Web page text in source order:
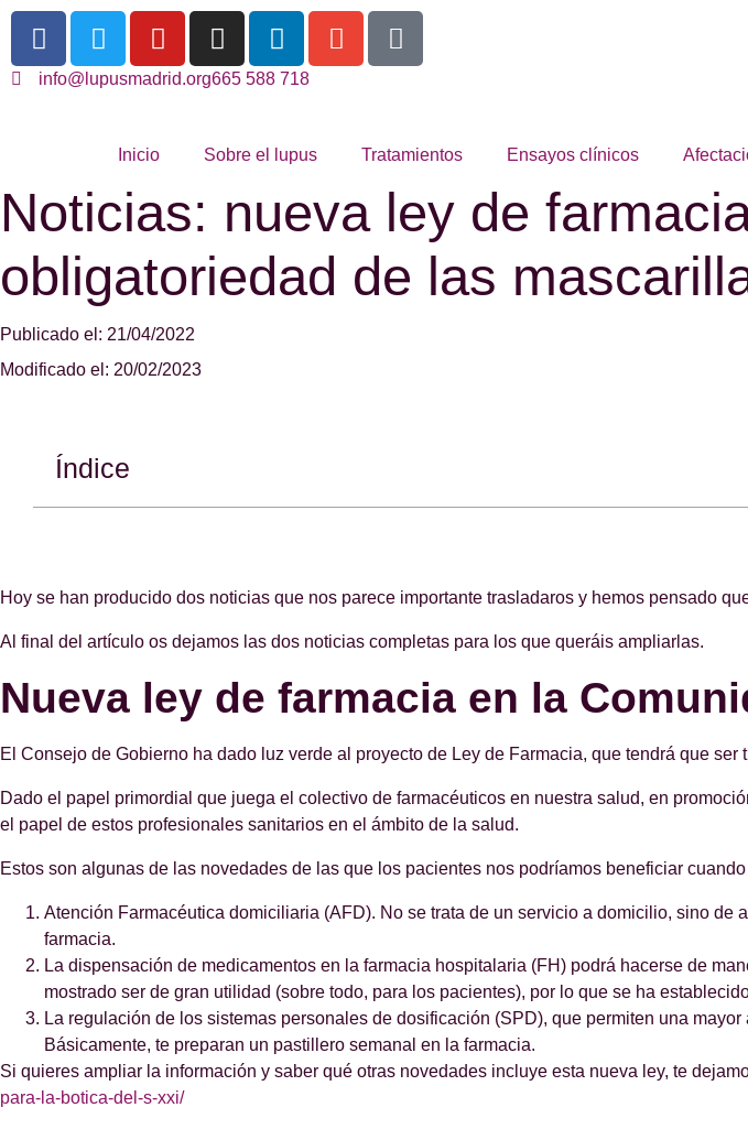
info@lupusmadrid.org665 588 718
Inicio Sobre el lupus Tratamientos Ensayos clínicos
Noticias: nueva ley de
obligatoriedad de las
Publicado el: 21/04/2022
Modificado el: 20/02/2023
Índice
Hoy se han producido dos noticias que nos parece importante trasladaros y hemos pensado
Al final del artículo os dejamos las dos noticias completas para los que queráis ampliarlas.
Nueva ley de farmacia en la
El Consejo de Gobierno ha dado luz verde al proyecto de Ley de Farmacia, que tendrá que
Dado el papel primordial que juega el colectivo de farmacéuticos en nuestra salud, en
el papel de estos profesionales sanitarios en el ámbito de la salud.
Estos son algunas de las novedades de las que los pacientes nos podríamos beneficiar
Atención Farmacéutica domiciliaria (AFD). No se trata de un servicio a domicilio, sino
farmacia.
La dispensación de medicamentos en la farmacia hospitalaria (FH) podrá hacerse de
mostrado ser de gran utilidad (sobre todo, para los pacientes), por lo que se ha
La regulación de los sistemas personales de dosificación (SPD), que permiten una
Básicamente, te preparan un pastillero semanal en la farmacia.
Si quieres ampliar la información y saber qué otras novedades incluye esta nueva ley, te
para-la-botica-del-s-xxi/